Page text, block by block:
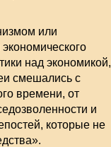
или
над экономикой,
смешались с
времени, от
и
которые не